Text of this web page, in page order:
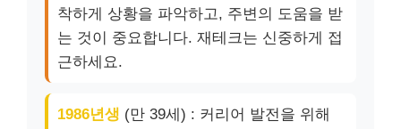
착하게 상황을 파악하고, 주변의 도움을 받
는 것이 중요합니다. 재테크는 신중하게 접
근하세요.
1986년생 (만 39세) : 커리어 발전을 위해